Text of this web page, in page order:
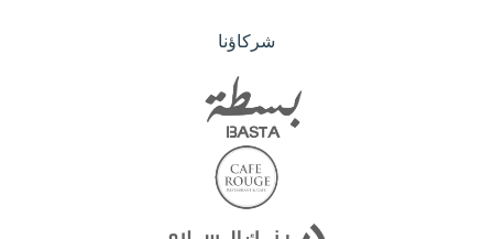
شركاؤنا